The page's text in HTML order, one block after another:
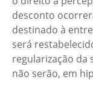
desconto
destinado à
será
regularização da
não serão, em